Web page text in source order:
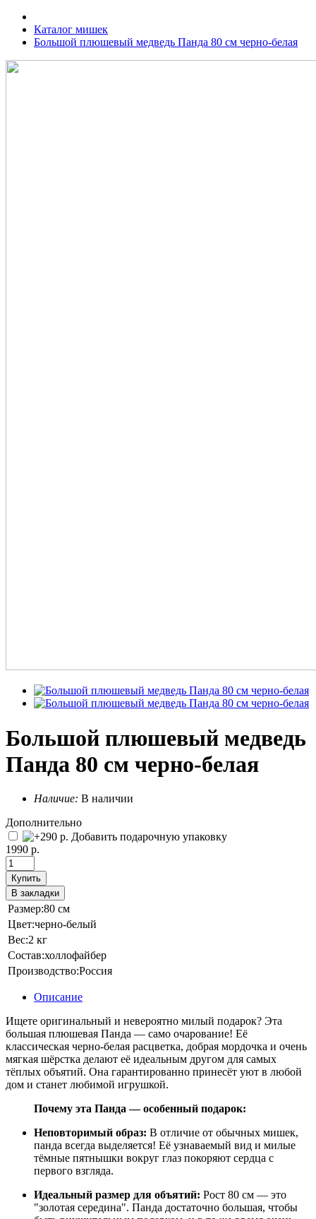
Каталог мишек
Большой плюшевый медведь Панда 80 см черно-белая
Большой плюшевый медведь
Панда 80 см черно-белая
Наличие: В наличии
Дополнительно
Добавить подарочную упаковку
1990 р.
Купить
В закладки
Размер:80 см
Цвет:черно-белый
Вес:2 кг
Состав:холлофайбер
Производство:Россия
Описание
Ищете оригинальный и невероятно милый подарок? Эта
большая плюшевая Панда — само очарование! Её
классическая черно-белая расцветка, добрая мордочка и очень
мягкая шёрстка делают её идеальным другом для самых
тёплых объятий. Она гарантированно принесёт уют в любой
дом и станет любимой игрушкой.
Почему эта Панда — особенный подарок:
Неповторимый образ: В отличие от обычных мишек,
панда всегда выделяется! Её узнаваемый вид и милые
тёмные пятнышки вокруг глаз покоряют сердца с
первого взгляда.
Идеальный размер для объятий: Рост 80 см — это
"золотая середина". Панда достаточно большая, чтобы